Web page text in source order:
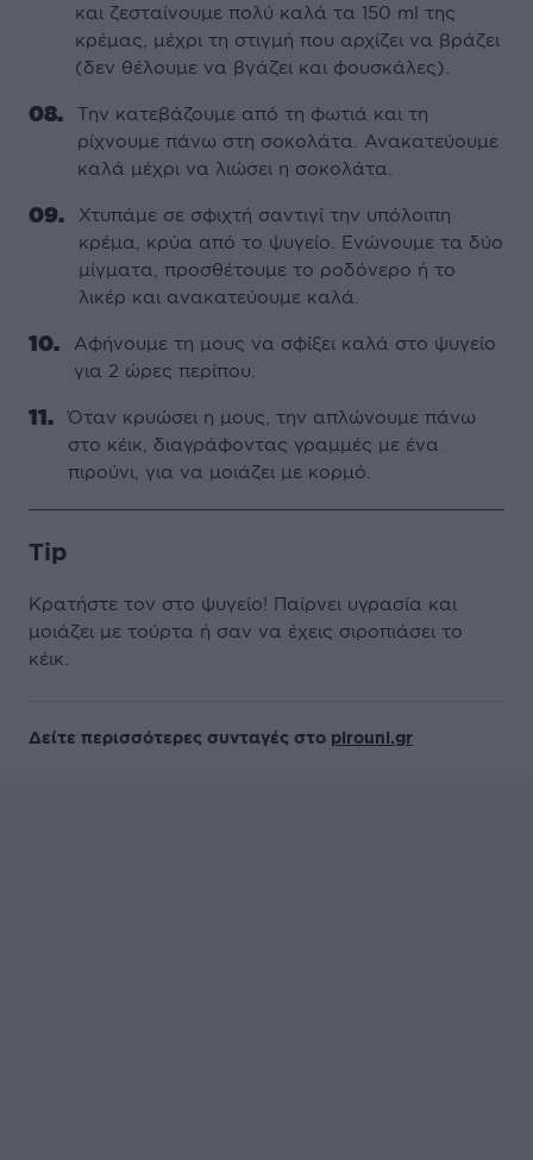
και ζεσταίνουμε πολύ καλά τα 150 ml της
κρέμας, μέχρι τη στιγμή που αρχίζει να βράζει
(δεν θέλουμε να βγάζει και φουσκάλες).
Την κατεβάζουμε από τη φωτιά και τη
ρίχνουμε πάνω στη σοκολάτα. Ανακατεύουμε
καλά μέχρι να λιώσει η σοκολάτα.
Χτυπάμε σε σφιχτή σαντιγί την υπόλοιπη
κρέμα, κρύα από το ψυγείο. Ενώνουμε τα δύο
μίγματα, προσθέτουμε το ροδόνερο ή το
λικέρ και ανακατεύουμε καλά.
Αφήνουμε τη μους να σφίξει καλά στο ψυγείο
για 2 ώρες περίπου.
Όταν κρυώσει η μους, την απλώνουμε πάνω
στο κέικ, διαγράφοντας γραμμές με ένα
πιρούνι, για να μοιάζει με κορμό.
Tip
Κρατήστε τον στο ψυγείο! Παίρνει υγρασία και
μοιάζει με τούρτα ή σαν να έχεις σιροπιάσει το
κέικ.
Δείτε περισσότερες συνταγές στο pirouni.gr